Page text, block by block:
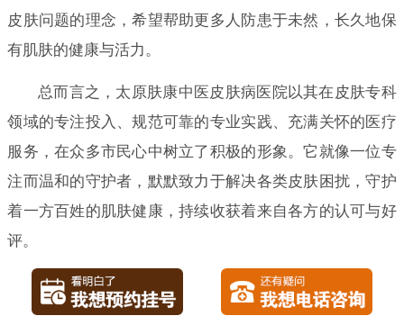
皮肤问题的理念，希望帮助更多人防患于未然，长久地保
有肌肤的健康与活力。
总而言之，太原肤康中医皮肤病医院以其在皮肤专科
领域的专注投入、规范可靠的专业实践、充满关怀的医疗
服务，在众多市民心中树立了积极的形象。它就像一位专
注而温和的守护者，默默致力于解决各类皮肤困扰，守护
着一方百姓的肌肤健康，持续收获着来自各方的认可与好
评。